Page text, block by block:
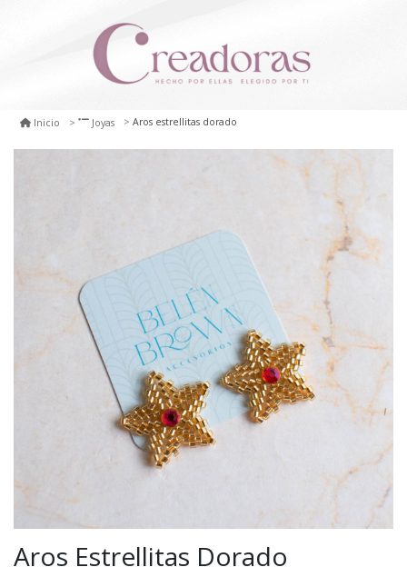
Inicio Joyas Aros estrellitas dorado
Aros Estrellitas Dorado